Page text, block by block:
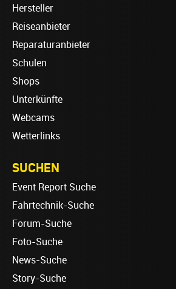
Hersteller
Reiseanbieter
Reparaturanbieter
Schulen
Shops
Unterkünfte
Webcams
Wetterlinks
SUCHEN
Event Report Suche
Fahrtechnik-Suche
Forum-Suche
Foto-Suche
News-Suche
Story-Suche